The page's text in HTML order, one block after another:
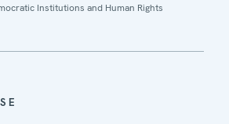
Institutions and Human Rights